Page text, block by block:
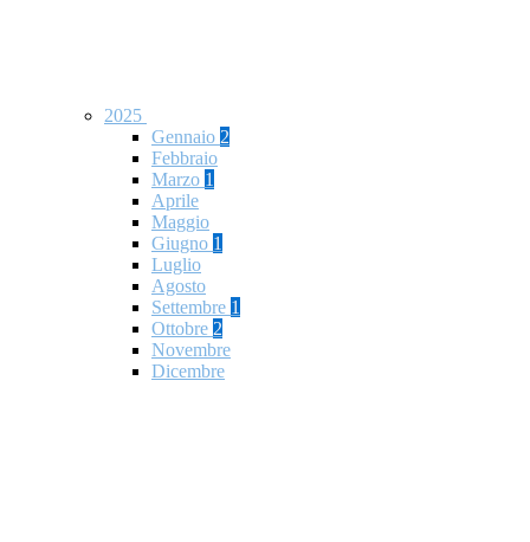
2025
Gennaio 2
Febbraio
Marzo 1
Aprile
Maggio
Giugno 1
Luglio
Agosto
Settembre 1
Ottobre 2
Novembre
Dicembre